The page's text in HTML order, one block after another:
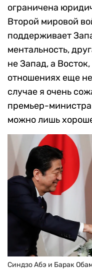
ограничена
Второй мировой
поддерживает
ментальность,
не Запад, а
отношениях еще
случае я очень
премьер-
можно лишь
Синдзо Абэ и Барак